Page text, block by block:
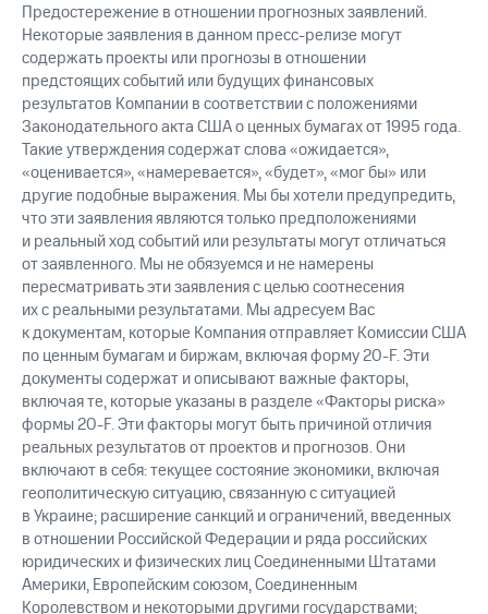
Предостережение в отношении прогнозных заявлений.
Некоторые заявления в данном пресс-релизе могут
содержать проекты или прогнозы в отношении
предстоящих событий или будущих финансовых
результатов Компании в соответствии с положениями
Законодательного акта США о ценных бумагах от 1995 года.
Такие утверждения содержат слова «ожидается»,
«оценивается», «намеревается», «будет», «мог бы» или
другие подобные выражения. Мы бы хотели предупредить,
что эти заявления являются только предположениями
и реальный ход событий или результаты могут отличаться
от заявленного. Мы не обязуемся и не намерены
пересматривать эти заявления с целью соотнесения
их с реальными результатами. Мы адресуем Вас
к документам, которые Компания отправляет Комиссии США
по ценным бумагам и биржам, включая форму 20-F. Эти
документы содержат и описывают важные факторы,
включая те, которые указаны в разделе «Факторы риска»
формы 20-F. Эти факторы могут быть причиной отличия
реальных результатов от проектов и прогнозов. Они
включают в себя: текущее состояние экономики, включая
геополитическую ситуацию, связанную с ситуацией
в Украине; расширение санкций и ограничений, введенных
в отношении Российской Федерации и ряда российских
юридических и физических лиц Соединенными Штатами
Америки, Европейским союзом, Соединенным
Королевством и некоторыми другими государствами;